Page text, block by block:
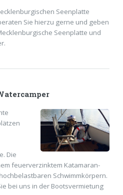
Seenplatte
Sie hierzu gerne und geben
Seenplatte und
Die
feuerverzinktem Katamaran-
Schwimmkörpern.
bei uns in der Bootsvermietung